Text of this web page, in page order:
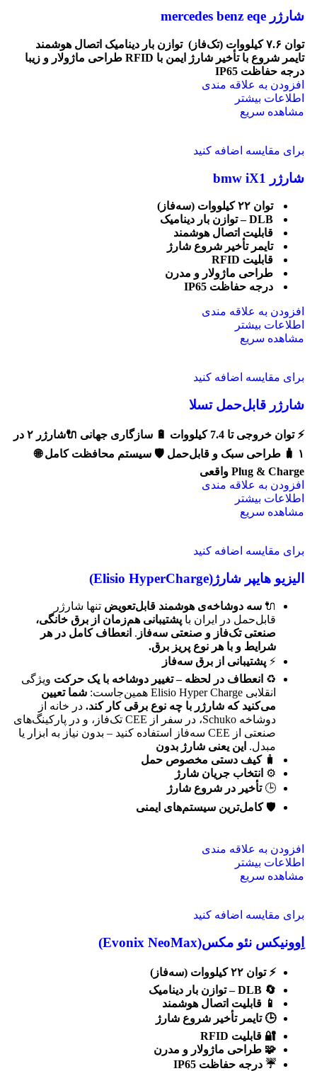
شارژر mercedes benz eqe
توان ۷.۶ کیلووات (تک‌فاز) توازن بار دینامیک اتصال هوشمند
تایمر شروع با تأخیر شارژ ایمن با
طراحی ماژولار و زیبا
درجه حفاظت IP65
افزودن به علاقه مندی
اطلاعات بیشتر
مشاهده سریع
برای مقایسه اضافه کنید
شارژر bmw iX1
توان ۲۲کیلووات (سه‌فاز)
توازن بار دینامیک
قابلیت اتصال هوشمند
تایمر تأخیر شروع شارژ
قابلیت
طراحی ماژولار و مدرن
درجه حفاظت
افزودن به علاقه مندی
اطلاعات بیشتر
مشاهده سریع
برای مقایسه اضافه کنید
شارژر قابل‌حمل تسلا
⚡️ توان خروجی تا 7.4 کیلووات 🔋 سازگاری جهانی
🔌شارژر ۲ در
۱ 🧳 طراحی سبک و قابل‌حمل 🛡 سیستم محافظت کامل 🌐
Plug & Charge واقعی
افزودن به علاقه مندی
اطلاعات بیشتر
مشاهده سریع
برای مقایسه اضافه کنید
الیزیو هایپر شارژ(Elisio HyperCharge)
🔌 سه دوشاخه‌ی هوشمند قابل‌تعویض تنها شارژر
قابل‌حمل در ایران با پشتیبانی هم‌زمان از برق خانگی،
صنعتی تک‌فاز و صنعتی سه‌فاز . انعطاف کامل در هر
شرایط و با هر نوع پریز برق.
⚡ پشتیبانی از برق سه‌فاز
♻️ انعطاف در لحظه – تغییر دوشاخه با یک حرکت ویژگی
انقلابی Elisio Hyper Charge همین‌جاست:
شما تعیین
می‌کنید که شارژر با چه نوع برقی کار کند. در خانه از
دوشاخه Schuko، در سفر از CEE تک‌فاز، و در پارکینگ‌های
صنعتی از CEE سه‌فاز استفاده کنید – بدون نیاز به ابزار یا
مبدل. این یعنی شارژ بدون
🧳کیف دستی مخصوص حمل
⚙️ انتخاب جریان شارژ
🕒تأخیر در شروع شارژ
🛡️کامل‌ترین سیستم‌های ایمنی
افزودن به علاقه مندی
اطلاعات بیشتر
مشاهده سریع
برای مقایسه اضافه کنید
اِوونیکس نئو مکس(Evonix NeoMax)
⚡ توان ۲۲کیلووات (سه‌فاز)
🔄
توازن بار دینامیک
📱 قابلیت اتصال هوشمند
🕒 تایمر تأخیر شروع شارژ
🔐 قابلیت
🧩 طراحی ماژولار و مدرن
☔ درجه حفاظت